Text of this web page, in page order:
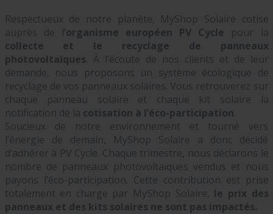
Respectueux de notre planète, MyShop Solaire cotise
auprès de l’organisme européen PV Cycle pour la
collecte et le recyclage de panneaux
photovoltaïques. À l’écoute de nos clients et de leur
demande, nous proposons un système écologique de
recyclage de vos panneaux solaires. Vous retrouverez sur
chaque panneau solaire et chaque kit solaire la
notification de la cotisation à l’éco-participation.
Soucieux de notre environnement et tourné vers
l’énergie de demain, MyShop Solaire a donc décidé
d’adhérer à PV Cycle. Chaque trimestre, nous déclarons le
nombre de panneaux photovoltaïques vendus et nous
payons l’éco-participation. Cette contribution est prise
totalement en charge par MyShop Solaire, le prix des
panneaux et des kits solaires ne sont pas impactés.